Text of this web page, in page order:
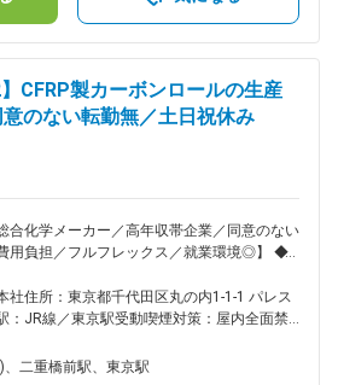
プリプレグという新素材を航空・宇宙分野
かけるというダイナミックな活動ができま
可能でサステナブルな次世代素材（熱可塑
り、環境貢献と事業成長を両立できる点も大
英語を活かしながら海外市場開拓の最前線
ことができ、技術・RD部門と連携すること
門性と市場の知見を掛け合わせながら、部門
環境です。 ・結果だけでなくそこに至るプ
て： ・出張は国内
外は欧州・米国を中心に数ヶ月に1回程度を
・テレワーク：週１～2回 ・残業：20時間
囲：会社の定める職務
額であり、選考を通じて上下する可能性があ
CFRP製カーボンロールの生産
のない転勤無／土日祝休み
合化学メーカー／高年収帯企業／同意のない
負担／フルフレックス／就業環境◎】 ◆業
業における営業・生産管理業務をご担当いた
CFRPロール（商標：カーボリーダー）は、
チウムイオン電池セパレーターなどの高機能
産業機械に用いらる軽量・高剛性・高精度の
社住所：東京都千代田区丸の内1-1-1 パレス
：JR線／東京駅受動喫煙対策：屋内全面禁
社の定める事業所
、二重橋前駅、東京駅